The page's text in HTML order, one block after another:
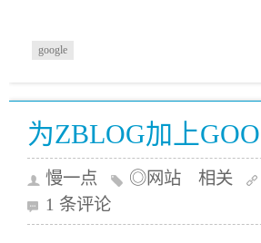
google
为ZBLOG加上
慢一点 ◎网站 相关
1 条评论